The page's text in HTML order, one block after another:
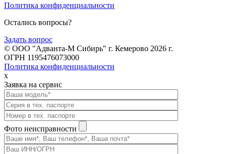
Политика конфиденциальности
Остались вопросы?
Задать вопрос
© ООО "Адванта-М Сибирь" г. Кемерово 2026 г.
ОГРН 1195476073000
Политика конфиденциальности
x
Заявка на сервис
Фото неисправности